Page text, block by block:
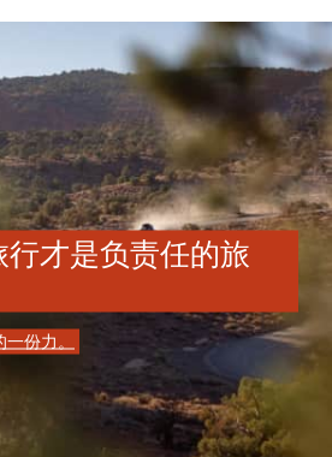
才是负责任的旅
份力。